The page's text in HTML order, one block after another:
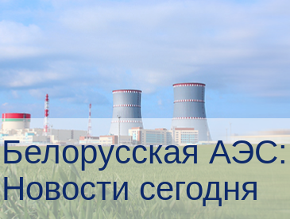
Белорусская АЭС:
Экологический